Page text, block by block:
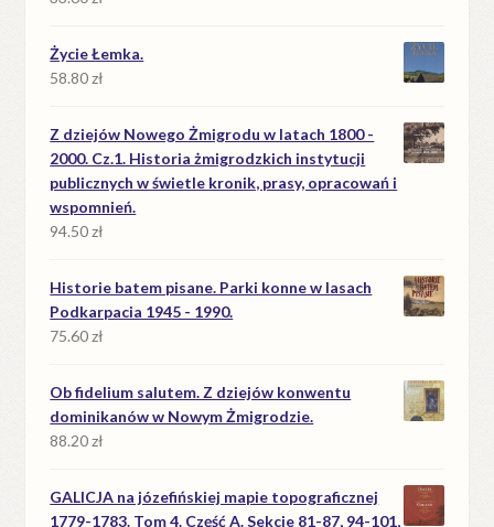
Życie Łemka.
58.80zł
Z dziejów Nowego Żmigrodu w latach 1800 -
2000. Cz.1. Historia żmigrodzkich instytucji
publicznych w świetle kronik, prasy, opracowań i
wspomnień.
94.50zł
Historie batem pisane. Parki konne w lasach
Podkarpacia 1945 - 1990.
75.60zł
Ob fidelium salutem. Z dziejów konwentu
dominikanów w Nowym Żmigrodzie.
88.20zł
GALICJA na józefińskiej mapie topograficznej
1779-1783. Tom 4. Część A. Sekcje 81-87, 94-101,